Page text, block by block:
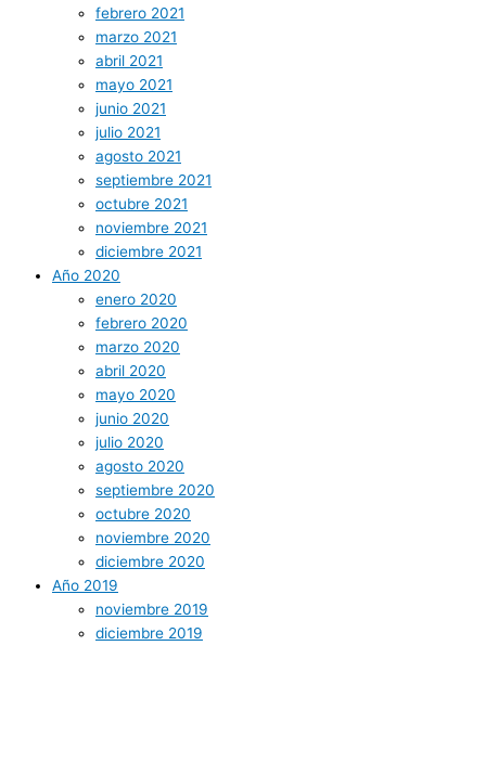
febrero 2021
marzo 2021
abril 2021
mayo 2021
junio 2021
julio 2021
agosto 2021
septiembre 2021
octubre 2021
noviembre 2021
diciembre 2021
Año 2020
enero 2020
febrero 2020
marzo 2020
abril 2020
mayo 2020
junio 2020
julio 2020
agosto 2020
septiembre 2020
octubre 2020
noviembre 2020
diciembre 2020
Año 2019
noviembre 2019
diciembre 2019